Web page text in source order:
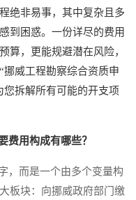
绝非易事，其中复杂且多
到困惑。一份详尽的费用
算，更能规避潜在风险，
威工程勘察综合资质申
拆解所有可能的开支项
费用构成有哪些？
而是一个由多个变量构
板块：向挪威政府部门缴